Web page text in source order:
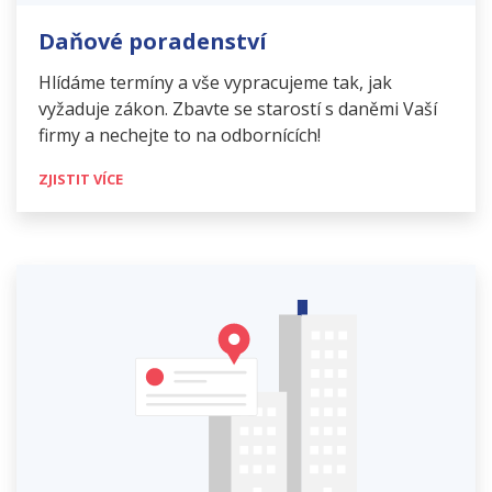
Daňové poradenství
Hlídáme termíny a vše vypracujeme tak, jak
vyžaduje zákon. Zbavte se starostí s daněmi Vaší
firmy a nechejte to na odbornících!
ZJISTIT VÍCE